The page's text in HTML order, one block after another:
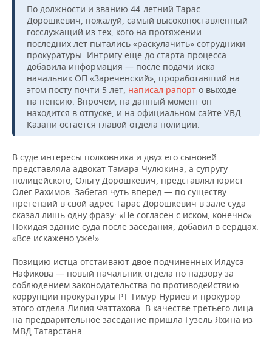
По должности и званию 44-летний Тарас
Дорошкевич, пожалуй, самый высокопоставленный
госслужащий из тех, кого на протяжении
последних лет пытались «раскулачить» сотрудники
прокуратуры. Интригу еще до старта процесса
добавила информация — после подачи иска
начальник ОП «Зареченский», проработавший на
этом посту почти 5 лет, написал рапорт о выходе
на пенсию. Впрочем, на данный момент он
находится в отпуске, и на официальном сайте УВД
Казани остается главой отдела полиции.
В суде интересы полковника и двух его сыновей
представляла адвокат Тамара Чулюкина, а супругу
полицейского, Ольгу Дорошкевич, представлял юрист
Олег Рахимов. Забегая чуть вперед — по существу
претензий в свой адрес Тарас Дорошкевич в зале суда
сказал лишь одну фразу: «Не согласен с иском, конечно».
Покидая здание суда после заседания, добавил в сердцах:
«Все искажено уже!».
Позицию истца отстаивают двое подчиненных Илдуса
Нафикова — новый начальник отдела по надзору за
соблюдением законодательства по противодействию
коррупции прокуратуры РТ Тимур Нуриев и прокурор
этого отдела Лилия Фаттахова. В качестве третьего лица
на предварительное заседание пришла Гузель Яхина из
МВД Татарстана.